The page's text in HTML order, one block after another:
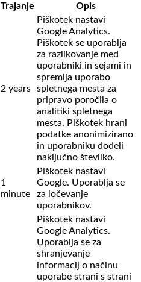
Trajanje Opis
2 years
Piškotek nastavi
Google Analytics.
Piškotek se uporablja
za razlikovanje med
uporabniki in sejami in
spremlja uporabo
spletnega mesta za
pripravo poročila o
analitiki spletnega
mesta. Piškotek hrani
podatke anonimizirano
in uporabniku dodeli
naključno številko.
1
minute
Piškotek nastavi
Google. Uporablja se
za ločevanje
uporabnikov.
Piškotek nastavi
Google Analytics.
Uporablja se za
shranjevanje
informacij o načinu
uporabe strani s strani